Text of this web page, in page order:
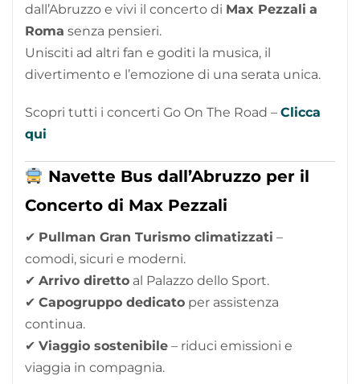
dall’Abruzzo e vivi il concerto di Max Pezzali a
Roma senza pensieri.
Unisciti ad altri fan e goditi la musica, il
divertimento e l’emozione di una serata unica.
Scopri tutti i concerti Go On The Road – Clicca
qui
Navette Bus dall’Abruzzo per il
Concerto di Max Pezzali
✔ Pullman Gran Turismo climatizzati –
comodi, sicuri e moderni.
✔ Arrivo diretto al Palazzo dello Sport.
✔ Capogruppo dedicato per assistenza
continua.
✔ Viaggio sostenibile – riduci emissioni e
viaggia in compagnia.